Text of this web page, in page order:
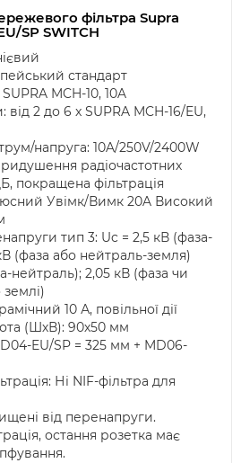
фільтра Supra
SP SWITCH
стандарт
MCH-10, 10A
від 2 до 6 x SUPRA MCH-16/EU,
напруга: 10A/250V/2400W
радіочастотних
покращена фільтрація
Увімк/Вимк 20A Високий
тип 3: Uc = 2,5 кВ (фаза-
(фаза або нейтраль-земля)
нейтраль); 2,05 кВ (фаза чи
10 А, повільної дії
(ШхВ): 90х50 мм
EU/SP = 325 мм + MD06-
Ні NIF-фільтра для
від перенапруги.
остання розетка має